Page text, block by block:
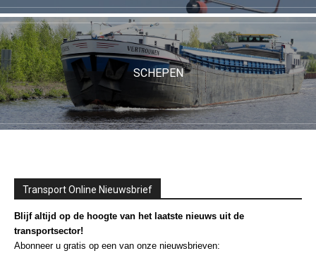
SCHEPEN
Transport Online Nieuwsbrief
Blijf altijd op de hoogte van het laatste nieuws uit de
transportsector!
Abonneer u gratis op een van onze nieuwsbrieven: